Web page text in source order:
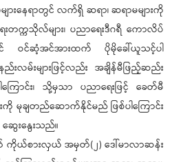
ျားနေရာတွင် လက်ရှိ ဆရာ၊ ဆရာမများကို
တက္ကသိုလ်များ၊ ပညာရေးဒီဂရီ ကောလိပ်
တွင် ဝင်ဆံ့အင်အားထက် ပိုမိုခေါ်ယူသင့်ပါ
းလမ်းများဖြင့်လည်း အချိန်မီဖြည့်ဆည်း
ကြောင်း၊ သို့မှသာ ပညာရေးဖြင့် ခေတ်မီ
မုချတည်ဆောက်နိုင်မည် ဖြစ်ပါကြောင်း
ေးနွေးသည်။
ကိုယ်စားလှယ် အမှတ်(၂) ဒေါ်မာလာဆန်း